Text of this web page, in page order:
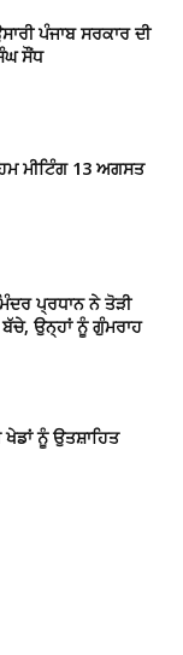
ਪੰਜਾਬ ਸਰਕਾਰ ਦੀ
ਸੌਂਧ
ਮੀਟਿੰਗ 13 ਅਗਸਤ
ਪ੍ਰਧਾਨ ਨੇ ਤੋੜੀ
ਬੱਚੇ, ਉਨ੍ਹਾਂ ਨੂੰ ਗੁੰਮਰਾਹ
ਨੂੰ ਉਤਸ਼ਾਹਿਤ